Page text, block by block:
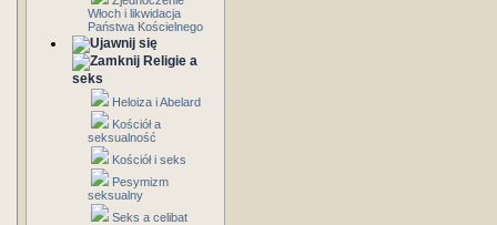
Włoch i likwidacja
Państwa Kościelnego
Religie a
seks
Heloiza i Abelard
Kościół a
seksualność
Kościół i seks
Pesymizm
seksualny
Seks a celibat